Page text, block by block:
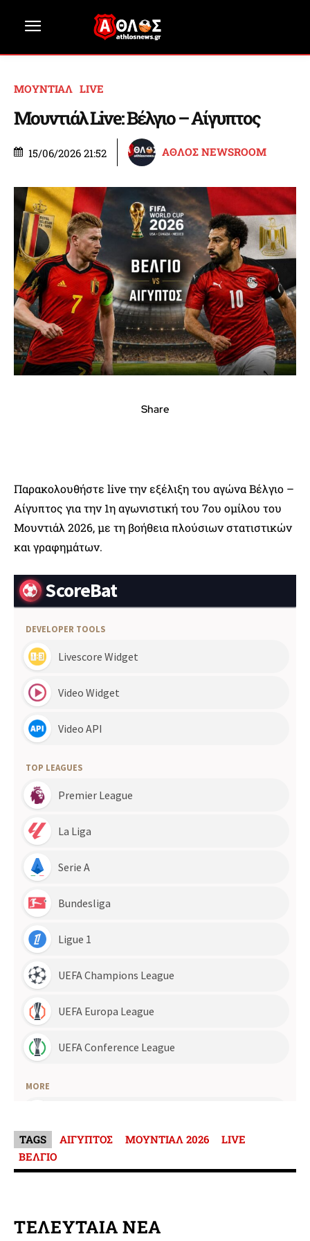
ΜΟΥΝΤΙΑΛ LIVE
Μουντιάλ Live: Βέλγιο – Αίγυπτος
15/06/2026 21:52 ΑΘΛΟΣ NEWSROOM
Share
Παρακολουθήστε live την εξέλιξη του αγώνα Βέλγιο –
Αίγυπτος για την 1η αγωνιστική του 7ου ομίλου του
Μουντιάλ 2026, με τη βοήθεια πλούσιων στατιστικών
και γραφημάτων.
TAGS ΑΙΓΥΠΤΟΣ ΜΟΥΝΤΙΑΛ 2026
LIVE
ΒΕΛΓΙΟ
ΤΕΛΕΥΤΑΙΑ ΝΕΑ